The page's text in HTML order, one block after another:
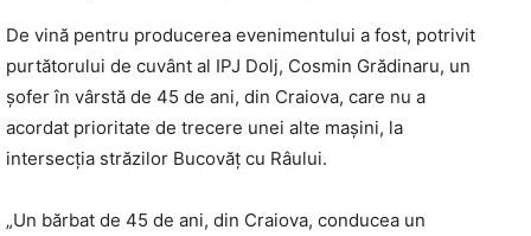
De vină pentru producerea evenimentului a fost, potrivit
purtătorului de cuvânt al IPJ Dolj, Cosmin Grădinaru, un
șofer în vârstă de 45 de ani, din Craiova, care nu a
acordat prioritate de trecere unei alte mașini, la
intersecția străzilor Bucovăț cu Râului.
„Un bărbat de 45 de ani, din Craiova, conducea un